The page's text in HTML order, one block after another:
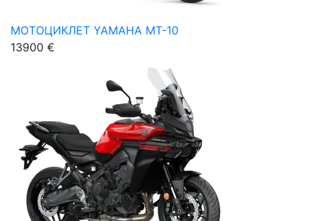
МОТОЦИКЛЕТ YAMAHA MT-10
13900 €